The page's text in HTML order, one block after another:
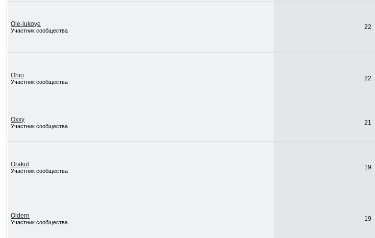
Ole-lukoye
Участник сообщества 22
Ohio
Участник сообщества 22
Oxxy
Участник сообщества 21
Orakul
Участник сообщества 19
Oldern
Участник сообщества 19